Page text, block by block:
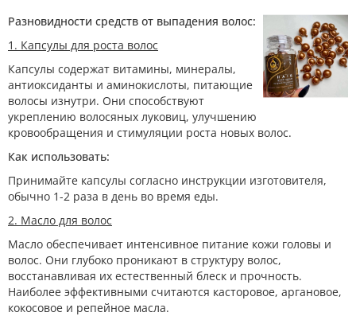
Разновидности средств от выпадения волос:
1. Капсулы для роста волос
Капсулы содержат витамины, минералы,
антиоксиданты и аминокислоты, питающие
волосы изнутри. Они способствуют
укреплению волосяных луковиц, улучшению
кровообращения и стимуляции роста новых волос.
Как использовать:
Принимайте капсулы согласно инструкции изготовителя,
обычно 1-2 раза в день во время еды.
2. Масло для волос
Масло обеспечивает интенсивное питание кожи головы и
волос. Они глубоко проникают в структуру волос,
восстанавливая их естественный блеск и прочность.
Наиболее эффективными считаются касторовое, аргановое,
кокосовое и репейное масла.